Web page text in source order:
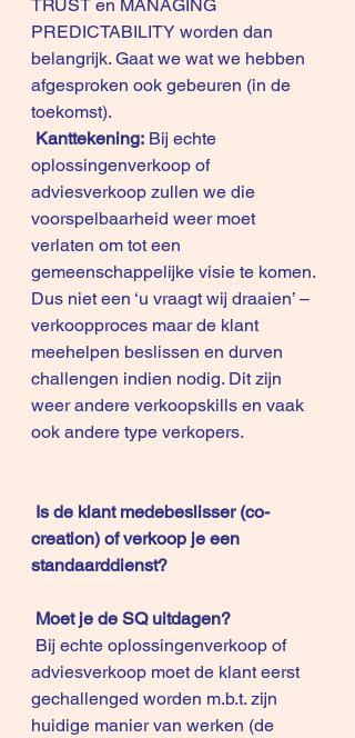
TRUST en MANAGING
PREDICTABILITY worden dan
belangrijk. Gaat we wat we hebben
afgesproken ook gebeuren (in de
toekomst).
Kanttekening: Bij echte
oplossingenverkoop of
adviesverkoop zullen we die
voorspelbaarheid weer moet
verlaten om tot een
gemeenschappelijke visie te komen.
Dus niet een ‘u vraagt wij draaien’ –
verkoopproces maar de klant
meehelpen beslissen en durven
challengen indien nodig. Dit zijn
weer andere verkoopskills en vaak
ook andere type verkopers.
Is de klant medebeslisser (co-
creation) of verkoop je een
standaarddienst?
Moet je de SQ uitdagen?
adviesverkoop moet de klant eerst
gechallenged worden m.b.t. zijn
huidige manier van werken (de